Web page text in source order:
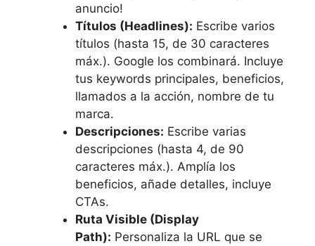
anuncio!
Títulos (Headlines): Escribe varios
títulos (hasta 15, de 30 caracteres
máx.). Google los combinará. Incluye
tus keywords principales, beneficios,
llamados a la acción, nombre de tu
marca.
Descripciones: Escribe varias
descripciones (hasta 4, de 90
caracteres máx.). Amplía los
beneficios, añade detalles, incluye
CTAs.
Ruta Visible (Display
Path): Personaliza la URL que se